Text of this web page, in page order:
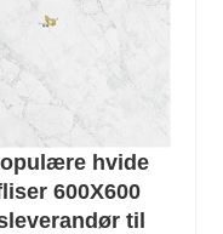
hvide
600X600
til